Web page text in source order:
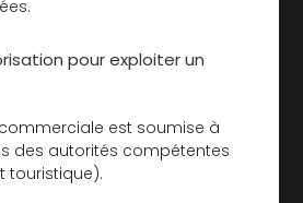
pour exploiter un
commerciale est soumise à
des autorités compétentes
touristique).